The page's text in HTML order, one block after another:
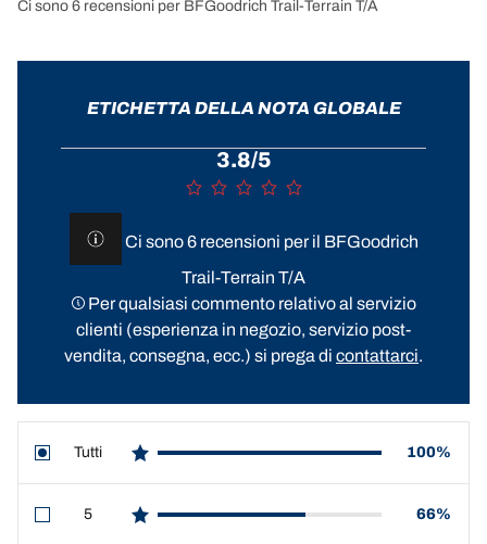
Ci sono 6 recensioni per BFGoodrich Trail-Terrain T/A
ETICHETTA DELLA NOTA GLOBALE
3.8/5
Ci sono 6 recensioni per il BFGoodrich
Trail-Terrain T/A
Per qualsiasi commento relativo al servizio
clienti (esperienza in negozio, servizio post-
vendita, consegna, ecc.) si prega di contattarci.
Tutti
star reviews
100%
5
star reviews
66%